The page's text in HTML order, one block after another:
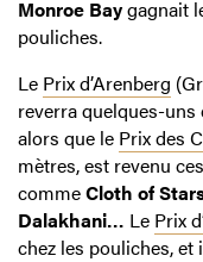
Monroe Baygagnait
pouliches.
Le Prix d’Arenberg
reverra quelques-uns
alors que le Prix des
mètres, est revenu
commeCloth of
Dalakhani… Le Prix
chez les pouliches, et